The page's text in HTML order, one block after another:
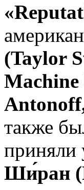
(Taylor
Machine
также
приняли
Ши́ран